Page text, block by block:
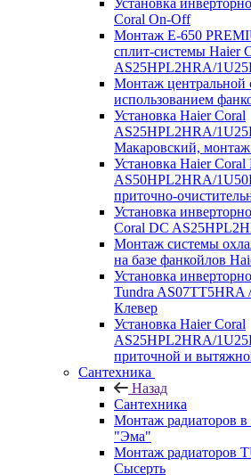
Установка
Coral On-Off
Монтаж E-650
сплит-системы Haier
AS25HPL2HRA/
Монтаж центральной
использованием
Установка Haier Coral
AS25HPL2HRA/
Макаровский,
Установка Haier Coral
AS50HPL2HRA/
приточно-
Установка
Coral DC
Монтаж системы
на базе фанкойлов
Установка
Tundra
Клевер
Установка Haier Coral
AS25HPL2HRA/
приточной и
Сантехника
Назад
Сантехника
Монтаж радиаторов в
"Эма"
Монтаж радиаторов
Сысерть